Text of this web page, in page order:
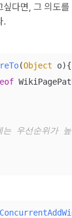
다면, 그 의도
.
(Object o){
우선순위가